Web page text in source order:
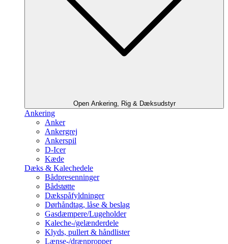
Open Ankering, Rig & Dæksudstyr
Ankering
Anker
Ankergrej
Ankerspil
D-Icer
Kæde
Dæks & Kalechedele
Bådpresenninger
Bådstøtte
Dækspåfyldninger
Dørhåndtag, låse & beslag
Gasdæmpere/Lugeholder
Kaleche-/gelænderdele
Klyds, pullert & håndlister
Lænse-/drænpropper